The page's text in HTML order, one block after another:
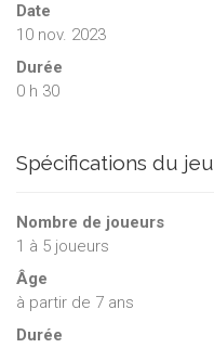
Date
10 nov. 2023
Durée
0 h 30
Spécifications du jeu
Nombre de joueurs
1 à 5 joueurs
Âge
à partir de 7 ans
Durée